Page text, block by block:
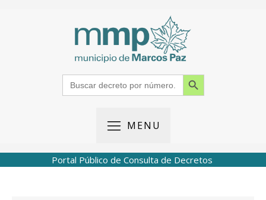
Search
for:
Search Button
MENU
Portal Público de Consulta de Decretos